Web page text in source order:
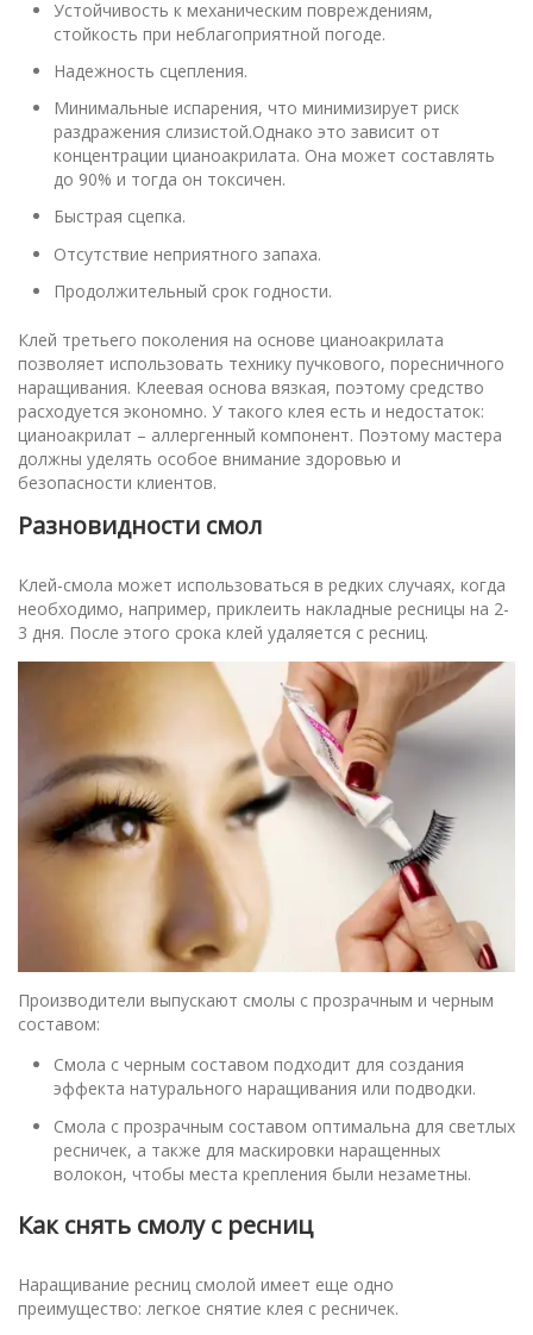
Устойчивость к механическим повреждениям,
стойкость при неблагоприятной погоде.
Надежность сцепления.
Минимальные испарения, что минимизирует риск
раздражения слизистой.Однако это зависит от
концентрации цианоакрилата. Она может составлять
до 90% и тогда он токсичен.
Быстрая сцепка.
Отсутствие неприятного запаха.
Продолжительный срок годности.
Клей третьего поколения на основе цианоакрилата
позволяет использовать технику пучкового, поресничного
наращивания. Клеевая основа вязкая, поэтому средство
расходуется экономно. У такого клея есть и недостаток:
цианоакрилат – аллергенный компонент. Поэтому мастера
должны уделять особое внимание здоровью и
безопасности клиентов.
Разновидности смол
Клей-смола может использоваться в редких случаях, когда
необходимо, например, приклеить накладные ресницы на 2-
3 дня. После этого срока клей удаляется с ресниц.
Производители выпускают смолы с прозрачным и черным
составом:
Смола с черным составом подходит для создания
эффекта натурального наращивания или подводки.
Смола с прозрачным составом оптимальна для светлых
ресничек, а также для маскировки наращенных
волокон, чтобы места крепления были незаметны.
Как снять смолу с ресниц
Наращивание ресниц смолой имеет еще одно
преимущество: легкое снятие клея с ресничек.